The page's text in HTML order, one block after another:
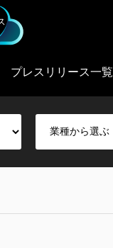
プレスリリース一覧